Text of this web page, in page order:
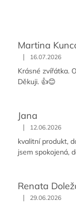
Martina
| 16.07.2026
Krásné zvířátka.
Děkuji. 👍😊
Jana
| 12.06.2026
kvalitní produkt,
jsem spokojená,
Renata
| 29.06.2026